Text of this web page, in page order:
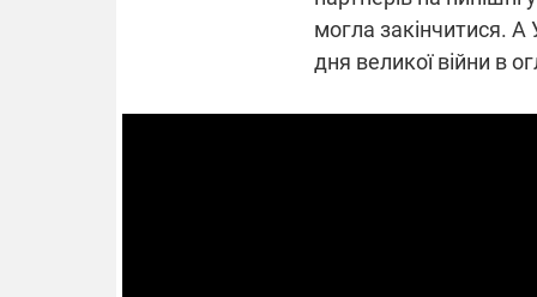
могла закінчитися. А
дня великої війни в